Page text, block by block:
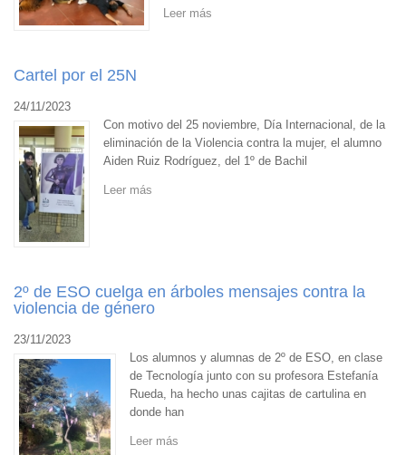
Leer más
Cartel por el 25N
24/11/2023
Con motivo del 25 noviembre, Día Internacional, de la
eliminación de la Violencia contra la mujer, el alumno
Aiden Ruiz Rodríguez, del 1º de Bachil
Leer más
2º de ESO cuelga en árboles mensajes contra la
violencia de género
23/11/2023
Los alumnos y alumnas de 2º de ESO, en clase
de Tecnología junto con su profesora Estefanía
Rueda, ha hecho unas cajitas de cartulina en
donde han
Leer más